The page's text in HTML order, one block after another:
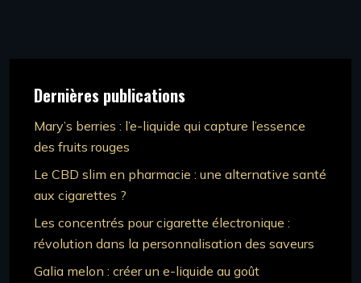
Dernières publications
Mary’s berries : l’e-liquide qui capture l’essence
des fruits rouges
Le CBD slim en pharmacie : une alternative santé
aux cigarettes ?
Les concentrés pour cigarette électronique :
révolution dans la personnalisation des saveurs
Galia melon : créer un e-liquide au goût